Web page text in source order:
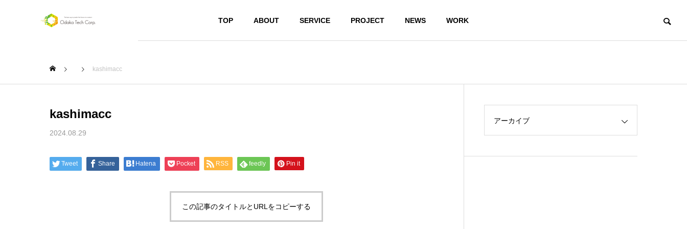
TOP ABOUT SERVICE PROJECT NEWS WORK
SERVICE
ジ作成
お店や個人
ション
デジタル
機器購入
相談
kashimacc
kashimacc
2024.08.29
Tweet Share Hatena Pocket RSS feedly Pin it
この記事のタイトルとURLをコピーする
アーカイブ